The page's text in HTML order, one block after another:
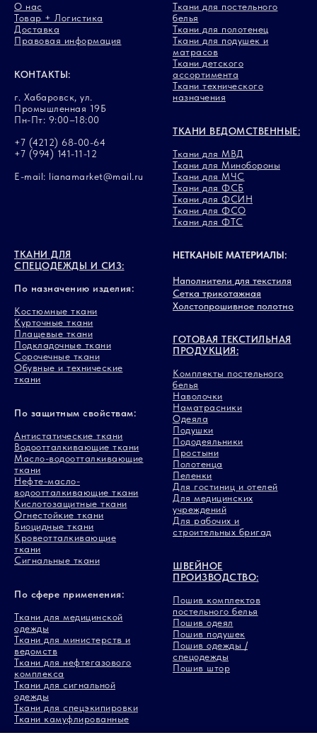
О нас
Товар + Логистика
Доставка
Правовая информация
КОНТАКТЫ:
г. Хабаровск, ул.
Промышленная 19Б
Пн-Пт: 9:00–18:00
+7 (4212) 68-00-64
+7 (994) 141-11-12
E-mail: lianamarket@mail.ru
Ткани для постельного
белья
Ткани для полотенец
Ткани для подушек и
матрасов
Ткани детского
ассортимента
Ткани технического
назначения
ТКАНИ ВЕДОМСТВЕННЫЕ:
Ткани для МВД
Ткани для Минобороны
Ткани для МЧС
Ткани для ФСБ
Ткани для ФСИН
Ткани для ФСО
Ткани для ФТС
ТКАНИ ДЛЯ
СПЕЦОДЕЖДЫ И СИЗ:
По назначению изделия:
Костюмные ткани
Курточные ткани
Плащевые ткани
Подкладочные ткани
Сорочечные ткани
Обувные и технические
ткани
По защитным свойствам:
Антистатические ткани
Водоотталкивающие ткани
Масло-водоотталкивающие
ткани
Нефте-масло-
водоотталкивающие ткани
Кислотозащитные ткани
Огнестойкие ткани
Биоцидные ткани
Кровеотталкивающие
ткани
Сигнальные ткани
По сфере применения:
Ткани для медицинской
одежды
Ткани для министерств и
ведомств
Ткани для нефтегазового
комплекса
Ткани для сигнальной
одежды
Ткани для спецэкипировки
Ткани камуфлированные
НЕТКАНЫЕ МАТЕРИАЛЫ:
Наполнители для текстиля
Сетка трикотажная
Холстопрошивное полотно
ГОТОВАЯ ТЕКСТИЛЬНАЯ
ПРОДУКЦИЯ:
Комплекты постельного
белья
Наволочки
Наматрасники
Одеяла
Подушки
Пододеяльники
Простыни
Полотенца
Пеленки
Для гостиниц и отелей
Для медицинских
учреждений
Для рабочих и
строительных бригад
ШВЕЙНОЕ
ПРОИЗВОДСТВО:
Пошив комплектов
постельного белья
Пошив одеял
Пошив подушек
Пошив одежды /
спецодежды
Пошив штор